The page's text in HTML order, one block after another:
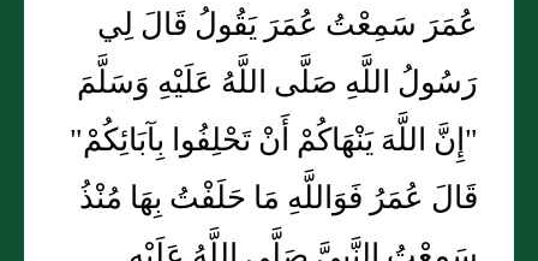
عُمَرَ سَمِعْتُ عُمَرَ يَقُولُ قَالَ لِي
رَسُولُ اللَّهِ صَلَّى اللَّهُ عَلَيْهِ وَسَلَّمَ
"إِنَّ اللَّهَ يَنْهَاكُمْ أَنْ تَحْلِفُوا بِآبَائِكُمْ"
قَالَ عُمَرُ فَوَاللَّهِ مَا حَلَفْتُ بِهَا مُنْذُ